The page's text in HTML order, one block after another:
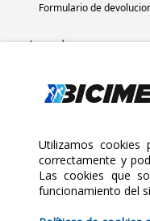
$60.00
Formulario de
Legal
Políticas de privacidad
Políticas de devolución
Copyright 2025
Agosto 5, 2026
Utilizamos cookies
correctamente y
Las cookies que
funcionamiento del